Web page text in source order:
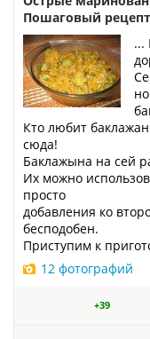
Пошаговый
...
Кто любит
сюда!
Баклажына на сей
Их можно
просто
добавления ко
бесподобен.
Приступим к
12 фотографий
+39